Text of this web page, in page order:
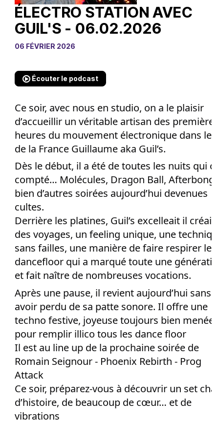
ÉLECTRO STATION AVEC
GUIL'S - 06.02.2026
06 FÉVRIER 2026
Écouter le podcast
Ce soir, avec nous en studio, on a le plaisir
d’accueillir un véritable artisan des premières
heures du mouvement électronique dans le
de la France Guillaume aka Guil’s.
Dès le début, il a été de toutes les nuits qui
compté… Molécules, Dragon Ball, Afterbong
bien d’autres soirées aujourd’hui devenues
cultes.
Derrière les platines, Guil’s excelleait il créait
des voyages, un feeling unique, une
sans failles, une manière de faire respirer le
dancefloor qui a marqué toute une
et fait naître de nombreuses vocations.
Après une pause, il revient aujourd’hui sans
avoir perdu de sa patte sonore. Il offre une
techno festive, joyeuse toujours bien menée
pour remplir illico tous les dance floor
Il est au line up de la prochaine soirée de
Romain Seignour - Phoenix Rebirth - Prog
Attack
Ce soir, préparez-vous à découvrir un set
d’histoire, de beaucoup de cœur… et de
vibrations